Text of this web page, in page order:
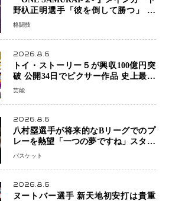
野杁正明選手「彼を倒して勝つ」 リ
ウ・メンヤンとの因縁に決着へ 再起
初戦
格闘技
2026.8.6
トイ・ストーリー５が興収100億円突
破 公開34日でピクサー作品 史上最速
日本歴代シリーズ最高更新も目前
芸能
2026.8.6
八村塁選手が将来的なBリーグでのプ
レーを熱望「一つの夢ですね」スター
帰還がリーグ価値を押し上げる可能性
バスケット
2026.8.6
ヌートバー選手 新天地初安打は貴重